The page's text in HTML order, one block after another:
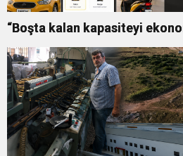
“Boşta kalan kapasiteyi